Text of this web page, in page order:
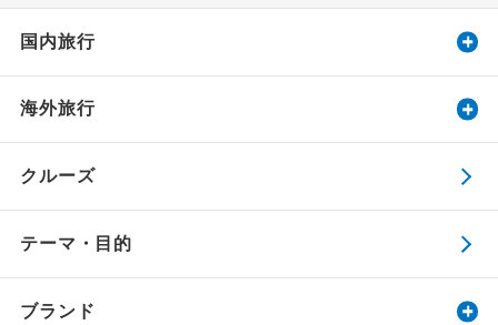
国内旅行
海外旅行
クルーズ
テーマ・目的
ブランド